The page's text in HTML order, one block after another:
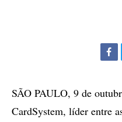
SÃO PAULO, 9 de
CardSystem, líder entre